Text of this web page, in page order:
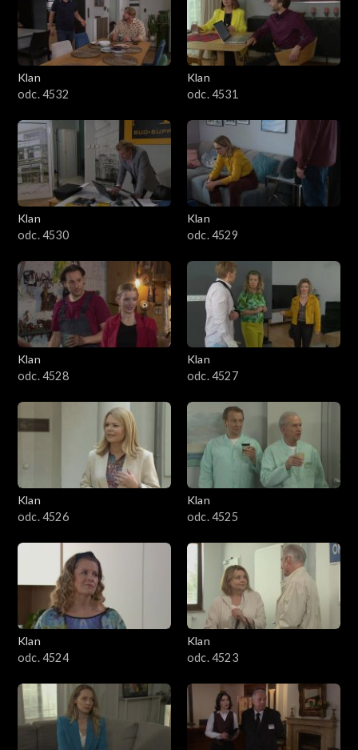
Klan
odc. 4532
Klan
odc. 4531
Klan
odc. 4530
Klan
odc. 4529
Klan
odc. 4528
Klan
odc. 4527
Klan
odc. 4526
Klan
odc. 4525
Klan
odc. 4524
Klan
odc. 4523